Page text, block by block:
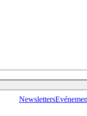
Newsletters